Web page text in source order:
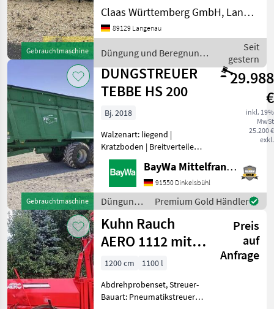
Gebrauchtmaschine
ab-auction!! Hersteller:
Samson Modell: CMX 6, 7
Anzahl: 1 / Standort:
Güllegrubber Gerne
können
Claas Württemberg GmbH, Langenau
89129 Langenau
Düngung und Beregnung /
Samson
Seit
gestern
Gebrauchtmaschine
DUNGSTREUER
TEBBE HS 200
29.988
€
inkl. 19%
MwSt
25.200 €
exkl.
Bj. 2018
Walzenart: liegend |
Kratzboden | Breitverteiler |
Tebbe HS 200Baujahr
20184318 Fuhren (laut
Zähler)TandemachseBedienung
elektrisch Load Sensing2
Liegende Fräswalzen
BayWa Mittelfranken
91550 Dinkelsbühl
Düngung
und
Beregnung
/ Tebbe
Premium Gold Händler
Kuhn Rauch
AERO 1112 mit
Hydraulischer
Gestängeklappu
Preis
auf
Anfrage
1200 cm
1100 l
Abdrehprobenset, Streuer-
Bauart: Pneumatikstreuer,